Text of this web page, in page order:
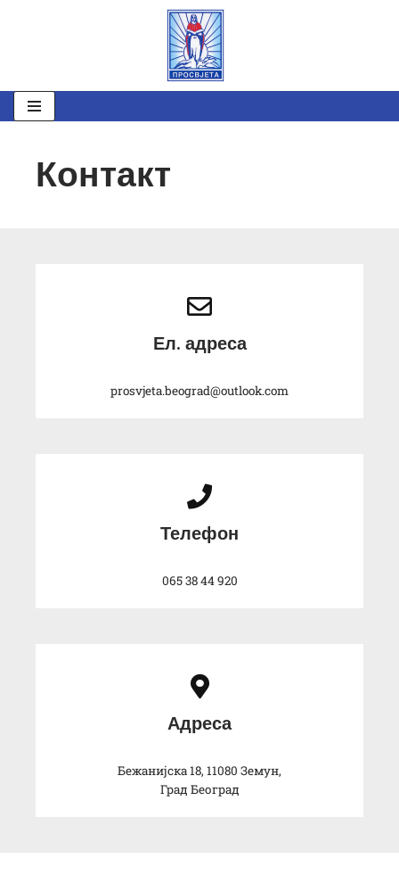
садржај
Контакт
Ел. адреса
prosvjeta.beograd@outlook.com
Телефон
065 38 44 920
Адреса
Бежанијска 18, 11080 Земун,
Град Београд